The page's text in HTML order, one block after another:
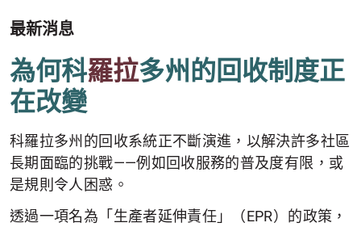
最新消息
為何科羅拉多州的回收制度正
在改變
科羅拉多州的回收系統正不斷演進，以解決許多社區
長期面臨的挑戰——例如回收服務的普及度有限，或
是規則令人困惑。
透過一項名為「生產者延伸責任」（EPR）的政策，